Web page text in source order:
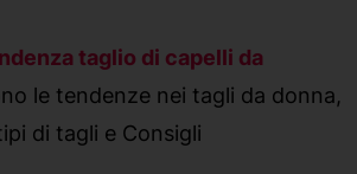
taglio di capelli da
le tendenze nei tagli da donna,
di tagli e Consigli